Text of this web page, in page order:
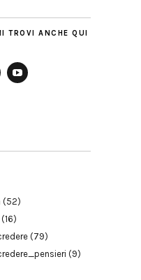
TROVI ANCHE QUI
(52)
(16)
(79)
(9)